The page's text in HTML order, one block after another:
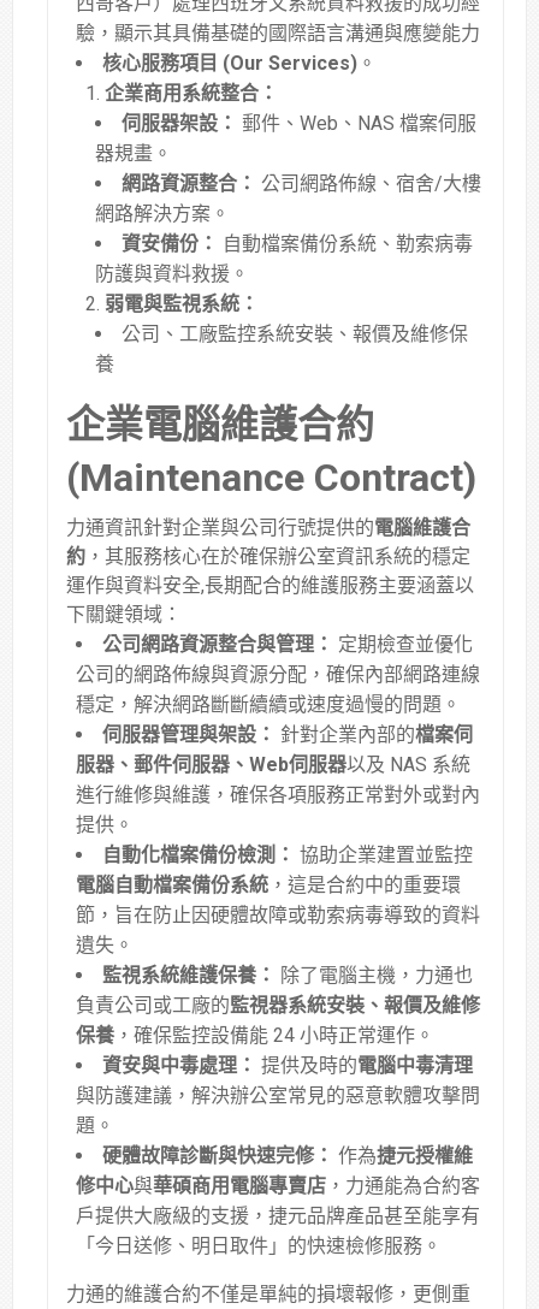
驗，顯示其具備基礎的國際語言溝通與應變能力
核心服務項目 (Our Services) 。
企業商用系統整合：
伺服器架設： 郵件、Web、NAS 檔案伺服
器規畫 。
網路資源整合： 公司網路佈線、宿舍/大樓
網路解決方案 。
資安備份：
自動檔案備份系統、勒索病毒
防護與資料救援 。
弱電與監視系統：
公司、工廠監控系統安裝、報價及維修保
養
企業電腦維護合約
(Maintenance Contract)
力通資訊針對企業與公司行號提供的電腦維護合
約 ，其服務核心在於確保辦公室資訊系統的穩定
運作與資料安全,長期配合的維護服務主要涵蓋以
下關鍵領域：
公司網路資源整合與管理： 定期檢查並優化
公司的網路佈線與資源分配，確保內部網路連線
穩定，解決網路斷斷續續或速度過慢的問題 。
伺服器管理與架設： 針對企業內部的檔案伺
服器、郵件伺服器、Web伺服器以及 NAS 系統
進行維修與維護，確保各項服務正常對外或對內
提供 。
自動化檔案備份檢測： 協助企業建置並監控
電腦自動檔案備份系統 ，這是合約中的重要環
節，旨在防止因硬體故障或勒索病毒導致的資料
遺失 。
監視系統維護保養：
除了電腦主機，力通也
負責公司或工廠的監視器系統安裝、報價及維修
保養 ，確保監控設備能 24 小時正常運作 。
資安與中毒處理： 提供及時的電腦中毒清理
與防護建議，解決辦公室常見的惡意軟體攻擊問
題 。
硬體故障診斷與快速完修： 作為捷元授權維
修中心與華碩商用電腦專賣店 ，力通能為合約客
戶提供大廠級的支援，捷元品牌產品甚至能享有
「今日送修、明日取件」的快速檢修服務 。
力通的維護合約不僅是單純的損壞報修，更側重